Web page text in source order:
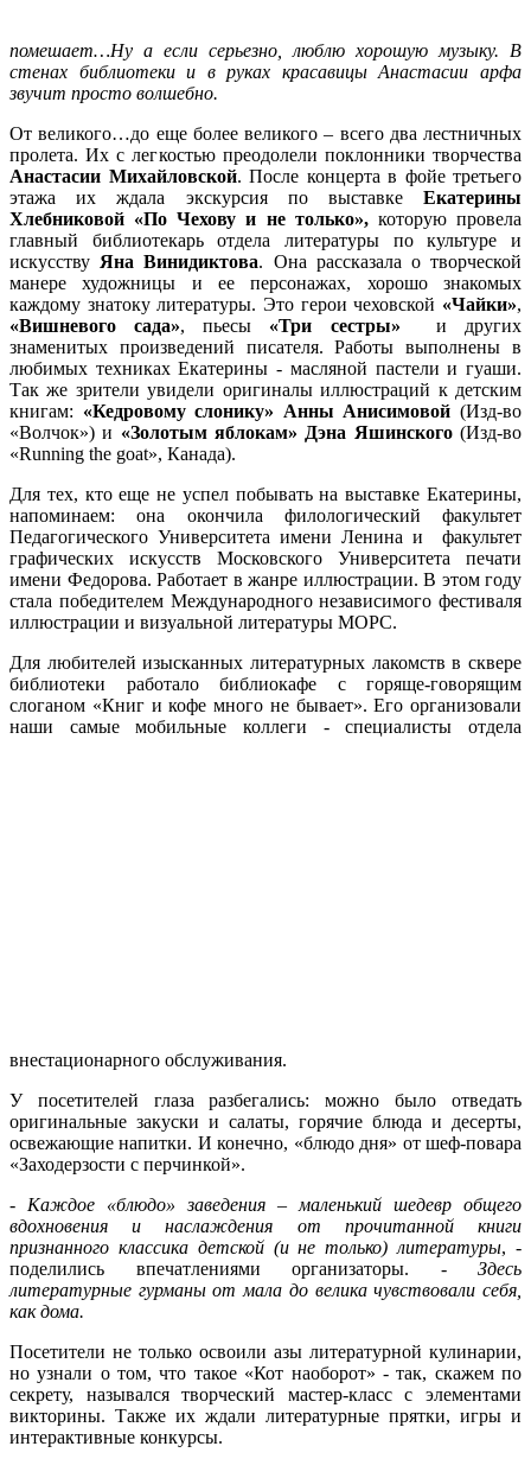
помешает…Ну а если серьезно, люблю хорошую музыку. В
стенах библиотеки и в руках красавицы Анастасии арфа
звучит просто волшебно.
От великого…до еще более великого – всего два лестничных
пролета. Их с легкостью преодолели поклонники творчества
Анастасии Михайловской. После концерта в фойе третьего
этажа их ждала экскурсия по выставке Екатерины
Хлебниковой «По Чехову и не только»,которую провела
главный библиотекарь отдела литературы по культуре и
искусству Яна Винидиктова. Она рассказала о творческой
манере художницы и ее персонажах, хорошо знакомых
каждому знатоку литературы. Это герои чеховской «Чайки»,
«Вишневого сада», пьесы «Три сестры»
и других
знаменитых произведений писателя. Работы выполнены в
любимых техниках Екатерины - масляной пастели и гуаши.
Так же зрители увидели оригиналы иллюстраций к детским
книгам: «Кедровому слонику» Анны Анисимовой (Изд-во
«Волчок») и «Золотым яблокам» Дэна Яшинского(Изд-во
«Running the goat», Канада).
Для тех, кто еще не успел побывать на выставке Екатерины,
напоминаем: она окончила филологический факультет
Педагогического Университета имени Ленина и факультет
графических искусств Московского Университета печати
имени Федорова. Работает в жанре иллюстрации. В этом году
стала победителем Международного независимого фестиваля
иллюстрации и визуальной литературы МОРС.
Для любителей изысканных литературных лакомств в сквере
библиотеки работало библиокафе с горяще-говорящим
слоганом «Книг и кофе много не бывает». Его организовали
наши самыемобильные коллеги - специалисты отдела
внестационарного обслуживания.
У посетителей глаза разбегались: можно было отведать
оригинальные закуски и салаты, горячие блюда и десерты,
освежающие напитки. И конечно, «блюдо дня» от шеф-повара
«Заходерзости с перчинкой».
- Каждое «блюдо» заведения – маленький шедевр общего
вдохновения и наслаждения от прочитанной книги
признанного классика детской (и не только) литературы, -
поделились впечатлениями организаторы. - Здесь
литературные гурманы от мала до велика чувствовали себя,
как дома.
Посетители не только освоили азы литературной кулинарии,
но узнали о том, что такое «Кот наоборот» - так, скажем по
секрету, назывался творческий мастер-класс с элементами
викторины. Также их ждали литературные прятки, игры и
интерактивные конкурсы.